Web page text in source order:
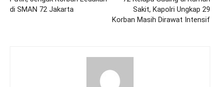
di SMAN 72 Jakarta
Sakit, Kapolri Ungkap 29
Korban Masih Dirawat Intensif